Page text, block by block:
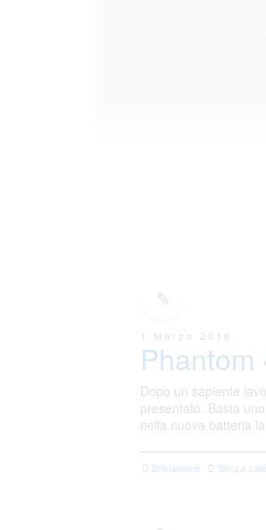
1 Marzo 2016
Phantom
Dopo un sapiente
presentato. Basta
nella nuova batteria
Brixiadrone Senza